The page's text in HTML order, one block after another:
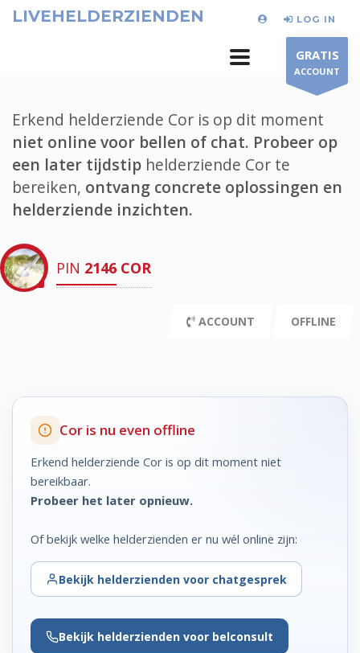
LIVEHELDERZIENDEN LOG IN
GRATIS
ACCOUNT
Erkend helderziende Cor is op dit moment
niet online voor bellen of chat. Probeer op
een later tijdstip helderziende Cor te
bereiken, ontvang concrete oplossingen en
helderziende inzichten.
PIN 2146 COR
ACCOUNT OFFLINE
Cor is nu even offline
Erkend helderziende Cor is op dit moment niet
bereikbaar.
Probeer het later opnieuw.
Of bekijk welke helderzienden er nu wél online zijn:
Bekijk helderzienden voor chatgesprek
Bekijk helderzienden voor belconsult